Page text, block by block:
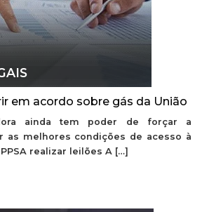
em acordo sobre gás da União
ainda tem poder de forçar a
as melhores condições de acesso à
realizar leilões A […]